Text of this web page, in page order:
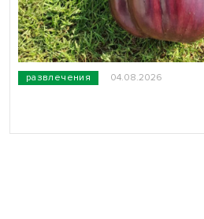
развлечения 04.08.2026